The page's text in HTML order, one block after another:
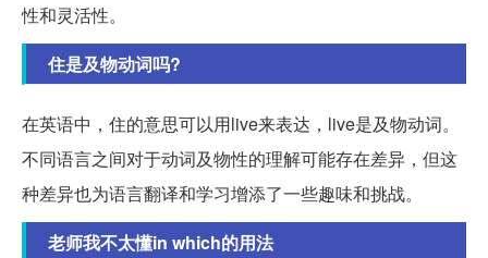
性和灵活性。
住是及物动词吗?
在英语中，住的意思可以用live来表达，live是及物动词。
不同语言之间对于动词及物性的理解可能存在差异，但这
种差异也为语言翻译和学习增添了一些趣味和挑战。
老师我不太懂in which的用法